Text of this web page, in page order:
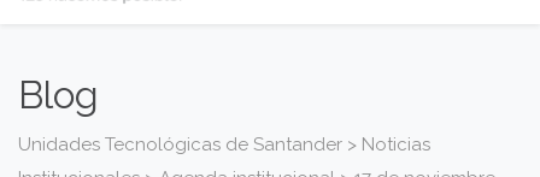
Blog
Unidades Tecnológicas de Santander > Noticias